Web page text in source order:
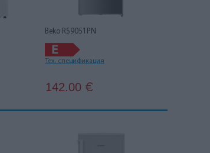
Beko RS9051PN
Тех. спецификация
142.00 €